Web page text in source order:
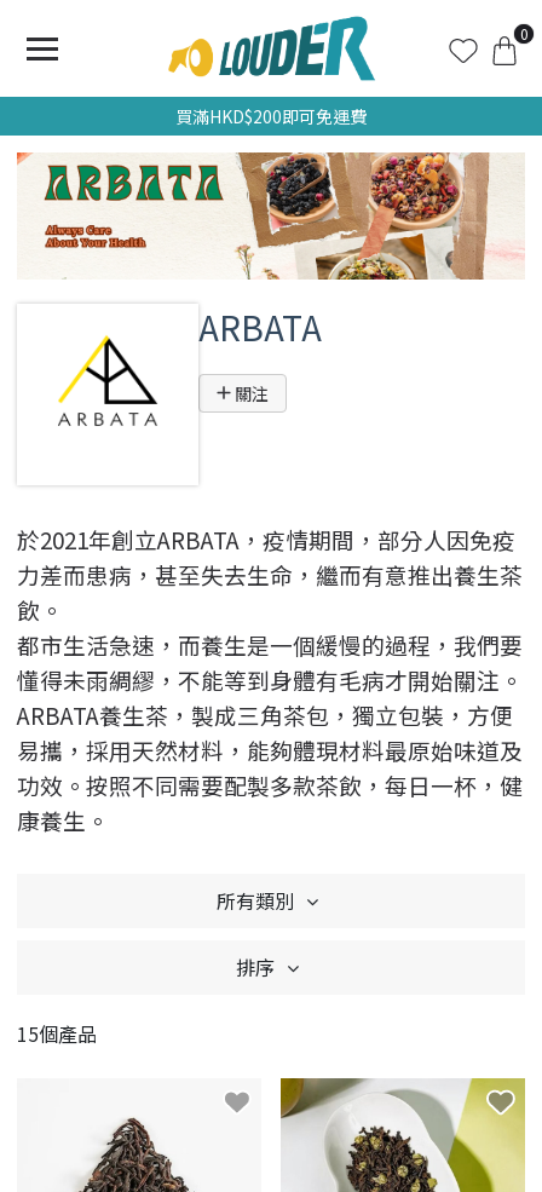
0
買滿HKD$200即可免運費
ARBATA
關注
於2021年創立ARBATA，疫情期間，部分人因免疫
力差而患病，甚至失去生命，繼而有意推出養生茶
飲。
都市生活急速，而養生是一個緩慢的過程，我們要
懂得未雨綢繆，不能等到身體有毛病才開始關注。
ARBATA養生茶，製成三角茶包，獨立包裝，方便
易攜，採用天然材料，能夠體現材料最原始味道及
功效。按照不同需要配製多款茶飲，每日一杯，健
康養生。
所有類別
排序
15個產品